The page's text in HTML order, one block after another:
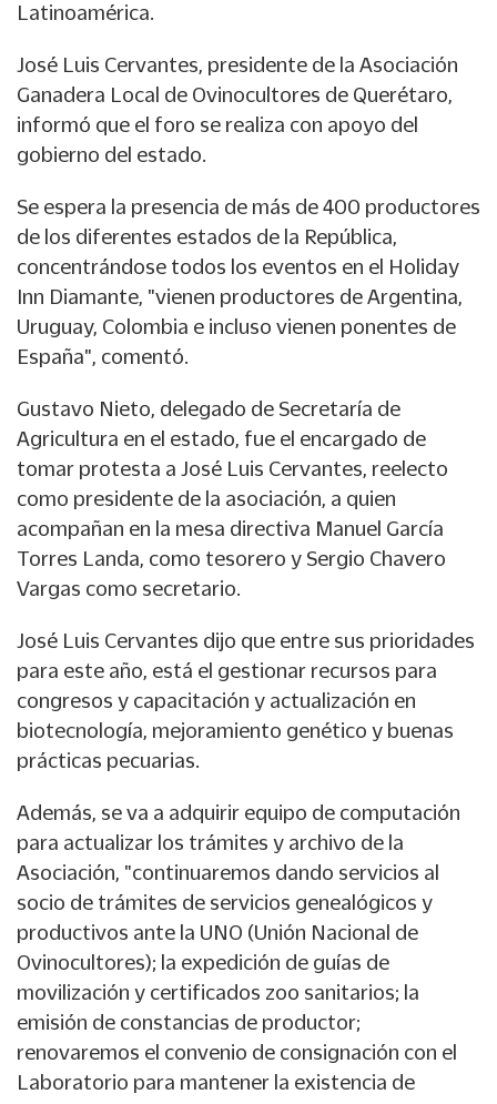
Latinoamérica.
José Luis Cervantes, presidente de la Asociación
Ganadera Local de Ovinocultores de Querétaro,
informó que el foro se realiza con apoyo del
gobierno del estado.
Se espera la presencia de más de 400 productores
de los diferentes estados de la República,
concentrándose todos los eventos en el Holiday
Inn Diamante, "vienen productores de Argentina,
Uruguay, Colombia e incluso vienen ponentes de
España", comentó.
Gustavo Nieto, delegado de Secretaría de
Agricultura en el estado, fue el encargado de
tomar protesta a José Luis Cervantes, reelecto
como presidente de la asociación, a quien
acompañan en la mesa directiva Manuel García
Torres Landa, como tesorero y Sergio Chavero
Vargas como secretario.
José Luis Cervantes dijo que entre sus prioridades
para este año, está el gestionar recursos para
congresos y capacitación y actualización en
biotecnología, mejoramiento genético y buenas
prácticas pecuarias.
Además, se va a adquirir equipo de computación
para actualizar los trámites y archivo de la
Asociación, "continuaremos dando servicios al
socio de trámites de servicios genealógicos y
productivos ante la UNO (Unión Nacional de
Ovinocultores); la expedición de guías de
movilización y certificados zoo sanitarios; la
emisión de constancias de productor;
renovaremos el convenio de consignación con el
Laboratorio para mantener la existencia de